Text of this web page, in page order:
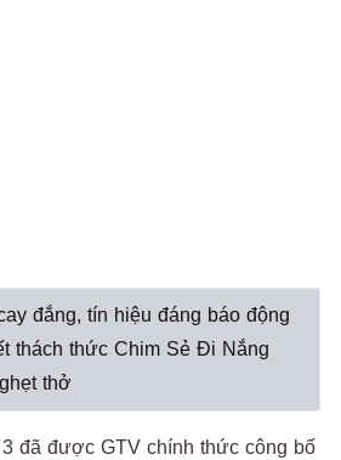
đắng, tín hiệu đáng báo động
thách thức Chim Sẻ Đi Nắng
thở
đã được GTV chính thức công bố